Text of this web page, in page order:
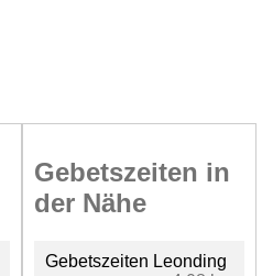
Gebetszeiten in
der Nähe
Gebetszeiten Leonding